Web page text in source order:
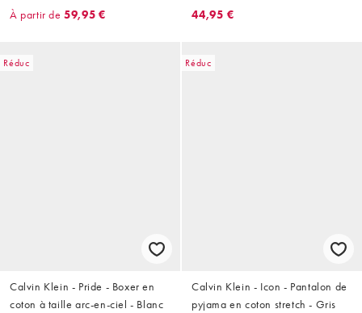
en lin - Blanc cassé
À partir de 59,95 €
44,95 €
Réduc
Calvin Klein - Pride - Boxer en
coton à taille arc-en-ciel - Blanc
Réduc
Calvin Klein - Icon - Pantalon de
pyjama en coton stretch - Gris